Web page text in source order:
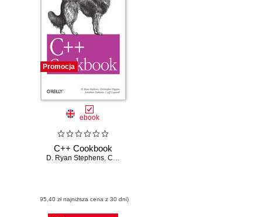
Promocja
ebook
C++ Cookbook
D. Ryan Stephens, Christopher Diggins
(95,40 zł najniższa cena z 30 dni)